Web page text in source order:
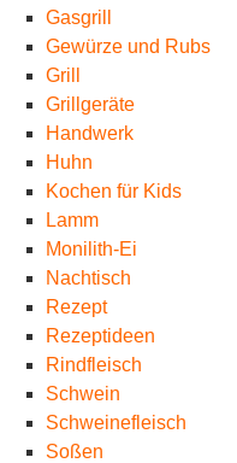
Gasgrill
Gewürze und Rubs
Grill
Grillgeräte
Handwerk
Huhn
Kochen für Kids
Lamm
Monilith-Ei
Nachtisch
Rezept
Rezeptideen
Rindfleisch
Schwein
Schweinefleisch
Soßen